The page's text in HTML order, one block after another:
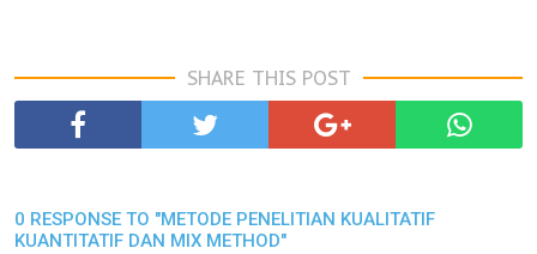
SHARE THIS POST
0 RESPONSE TO "METODE PENELITIAN KUALITATIF
KUANTITATIF DAN MIX METHOD"